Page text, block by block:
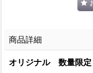
商品詳細
オリジナル 数量限